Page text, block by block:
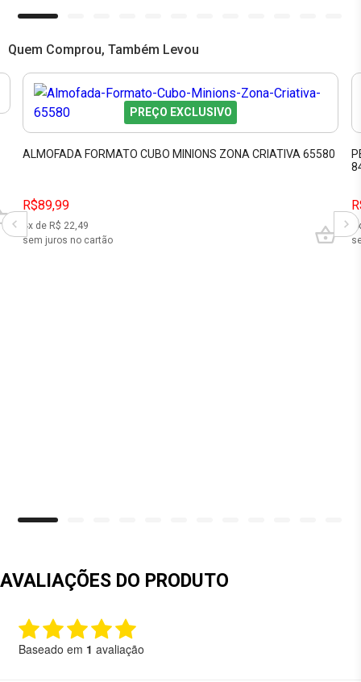
Quem Comprou, Também Levou
PREÇO EXCLUSIVO
ALMOFADA FORMATO CUBO MINIONS ZONA CRIATIVA 65580
R$89,99
4x de R$ 22,49
sem juros no cartão
AVALIAÇÕES DO PRODUTO
Baseado em 1 avaliação